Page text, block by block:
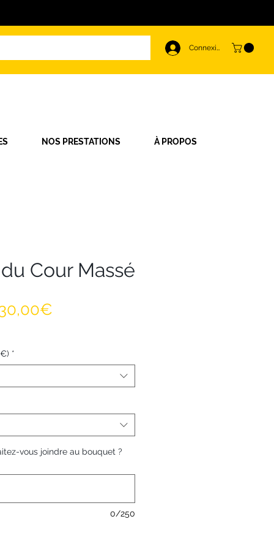
Connexion
NOS PRESTATIONS À PROPOS
Cour Massé
*
vous joindre au bouquet ?
0/250